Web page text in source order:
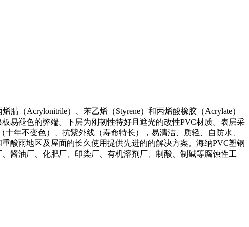
（Acrylonitrile）、苯乙烯（Styrene）和丙烯酸橡胶（Acrylate）
易褪色的弊端。下层为刚韧性特好且遮光的改性PVC材质。表层采
年不变色）、抗紫外线（寿命特长），易清洁、质轻、自防水、
酸雨地区及屋面的长久使用提供先进的的解决方案。海纳PVC塑钢
酱油厂、化肥厂、印染厂、有机溶剂厂、制酸、制碱等腐蚀性工